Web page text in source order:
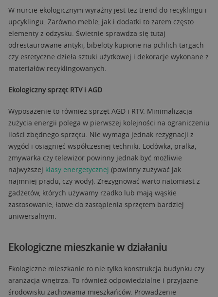
W nurcie ekologicznym wyraźny jest też trend do recyklingu i
upcyklingu. Zarówno meble, jak i dodatki to zatem często
elementy z odzysku. Świetnie sprawdza się tutaj
odrestaurowane antyki, bibeloty kupione na pchlich targach
czy estetyczne dzieła sztuki użytkowej i dekoracje wykonane z
materiałów recyklingowanych.
Ekologiczny sprzęt RTV i AGD
Wyposażenie to również sprzęt AGD i RTV. Minimalizacja
zużycia energii polega w pierwszej kolejności na ograniczeniu
ilości zbędnego sprzętu. Nie wymaga jednak rezygnacji z
wygód i osiągnięć współczesnej techniki. Lodówka, pralka,
zmywarka czy telewizor powinny jednak być możliwie
najwyższej klasy energetycznej (powinny zużywać jak
najmniej prądu, czy wody). Zrezygnować warto natomiast z
gadżetów, których używamy rzadko lub mają wąskie
zastosowanie, łatwe do zastąpienia sprzętem bardziej
uniwersalnym.
Ekologiczne mieszkanie w działaniu
Ekologiczne mieszkanie to nie tylko konstrukcja budynku czy
aranżacja wnętrza. To również odpowiedzialne i przyjazne
środowisku zachowania mieszkańców. Prowadzenie